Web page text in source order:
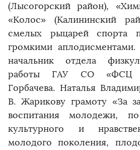
(Лысогорский район),
«Колос» (Калининский
смелых рыцарей спорта
громкими
начальник отдела
работы ГАУ СО «ФСЦ
Горбачева. Наталья
В. Жарикову грамоту «За
воспитания молодежи,
культурного и
молодого поколения,